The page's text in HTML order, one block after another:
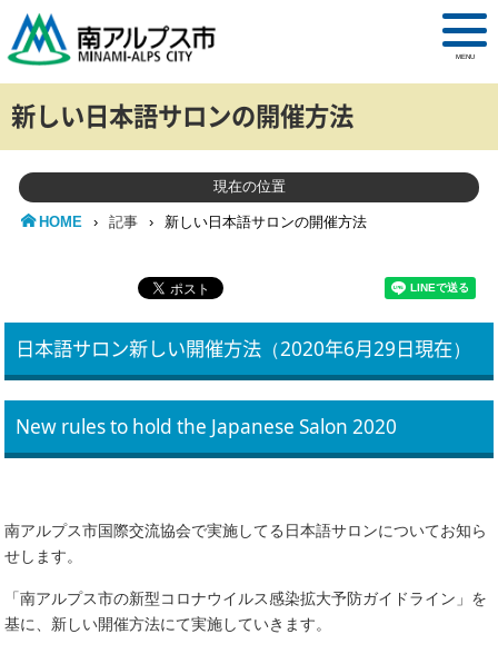
MENU
新しい日本語サロンの開催方法
現在の位置
HOME › 記事 › 新しい日本語サロンの開催方法
日本語サロン新しい開催方法（2020年6月29日現在）
New rules to hold the Japanese Salon 2020
南アルプス市国際交流協会で実施してる日本語サロンについてお知ら
せします。
「南アルプス市の新型コロナウイルス感染拡大予防ガイドライン」を
基に、新しい開催方法にて実施していきます。